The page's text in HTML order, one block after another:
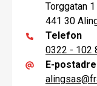
Torggatan 1
441 30
Telefon
0322 - 102
E-
alingsas@